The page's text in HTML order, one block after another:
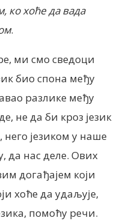
ко хоће да вада
.
ми смо сведоци
био спона међу
разлике међу
не да би кроз језик
језиком у наше
да нас деле. Ових
догађајем који
хоће да удаљује,
помоћу речи.